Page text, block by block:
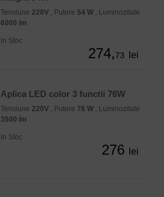
Tensiune 220V , Putere 54 W , Luminozitate
6000 lm
In Stoc
274,73 lei
Aplica LED color 3 functii 76W
Tensiune 220V , Putere 76 W , Luminozitate
3500 lm
In Stoc
276 lei